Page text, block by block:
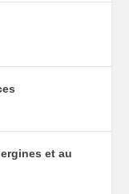
et au